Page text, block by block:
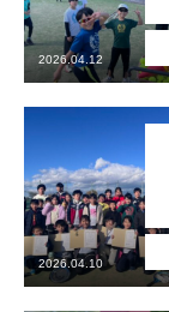
2026.04.12
2026.04.10